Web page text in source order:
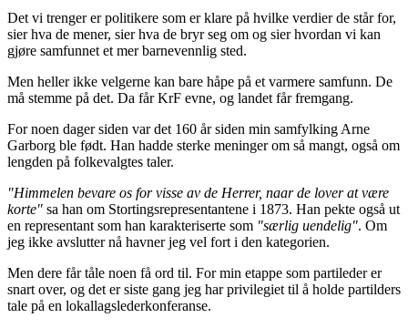
Det vi trenger er politikere som er klare på hvilke verdier de står for,
sier hva de mener, sier hva de bryr seg om og sier hvordan vi kan
gjøre samfunnet et mer barnevennlig sted.
Men heller ikke velgerne kan bare håpe på et varmere samfunn. De
må stemme på det. Da får KrF evne, og landet får fremgang.
For noen dager siden var det 160 år siden min samfylking Arne
Garborg ble født. Han hadde sterke meninger om så mangt, også om
lengden på folkevalgtes taler.
"Himmelen bevare os for visse av de Herrer, naar de lover at være
korte" sa han om Stortingsrepresentantene i 1873. Han pekte også ut
en representant som han karakteriserte som "særlig uendelig". Om
jeg ikke avslutter nå havner jeg vel fort i den kategorien.
Men dere får tåle noen få ord til. For min etappe som partileder er
snart over, og det er siste gang jeg har privilegiet til å holde partilders
tale på en lokallagslederkonferanse.